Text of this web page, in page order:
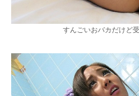
すんごいおバカだけど